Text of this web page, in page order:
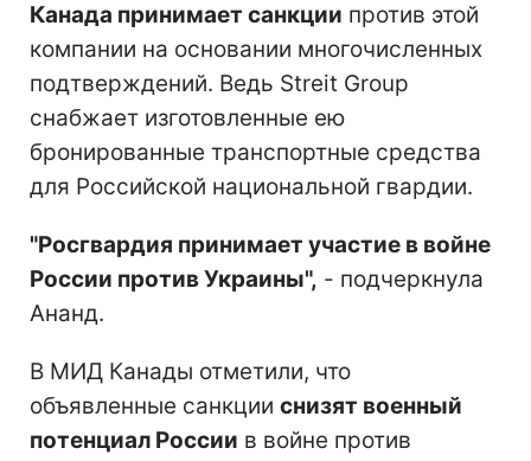
Канада принимает санкции против этой
компании на основании многочисленных
подтверждений. Ведь Streit Group
снабжает изготовленные ею
бронированные транспортные средства
для Российской национальной гвардии.
"Росгвардия принимает участие в войне
России против Украины", - подчеркнула
Ананд.
В МИД Канады отметили, что
объявленные санкции снизят военный
потенциал России в войне против